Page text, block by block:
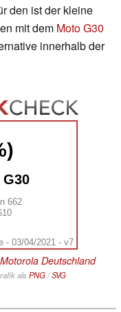
den ist der kleine
mit dem Moto G30
innerhalb der
662
- 03/04/2021 - v7
Motorola Deutschland
als PNG/SVG